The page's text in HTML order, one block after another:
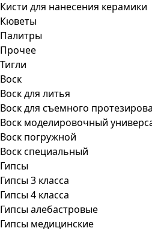
Кисти для нанесения керамики
Кюветы
Палитры
Прочее
Тигли
Воск
Воск для литья
Воск для съемного
Воск моделировочный
Воск погружной
Воск специальный
Гипсы
Гипсы 3 класса
Гипсы 4 класса
Гипсы алебастровые
Гипсы медицинские